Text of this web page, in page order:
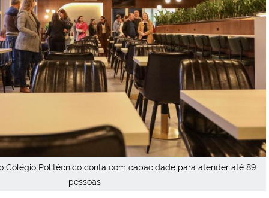
Secretaria-Geral
Secretaria de Governo
Gabinete de Segurança Institucional
Banco Central do Brasil
Planalto
Colégio Politécnico conta com capacidade para atender até 89
pessoas